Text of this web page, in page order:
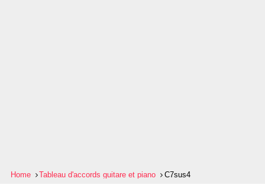
Home Tableau d'accords guitare et piano C7sus4